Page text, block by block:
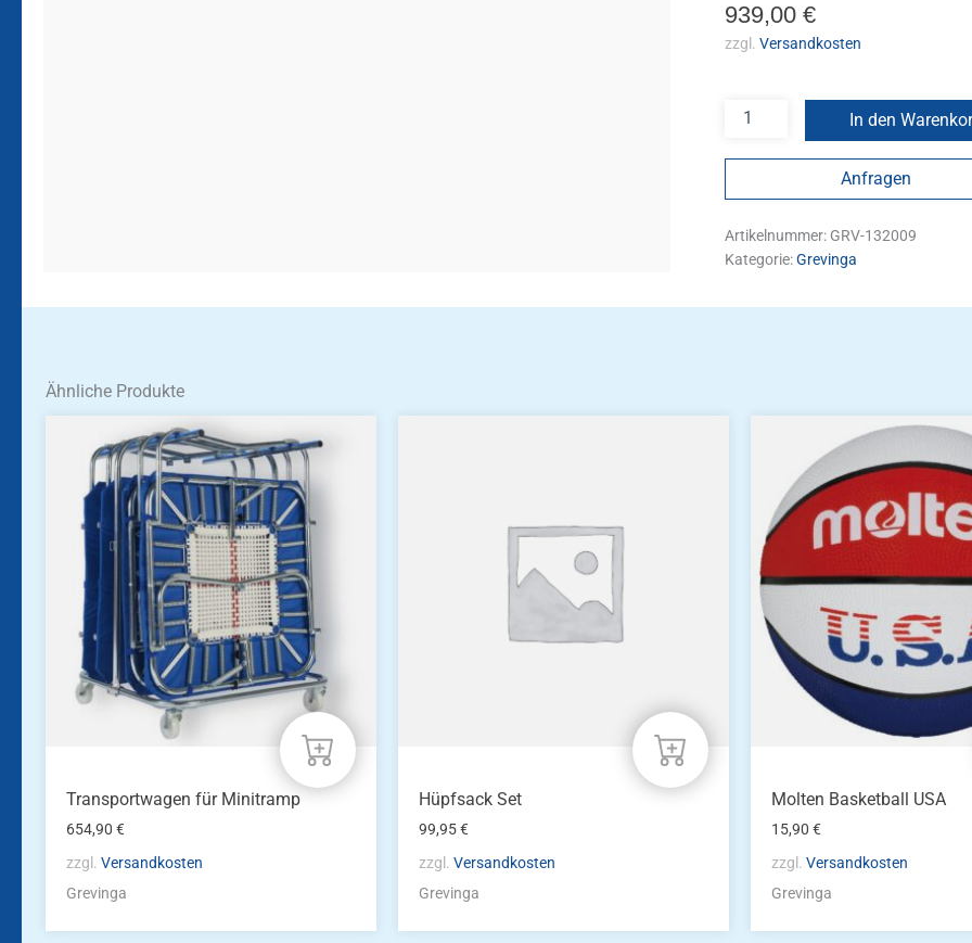
939,00 €
zzgl. Versandkosten
In den
Anfragen
Artikelnummer: GRV-132009
Kategorie:Grevinga
Ähnliche Produkte
Transportwagen für Minitramp
654,90€
zzgl.Versandkosten
Grevinga
Hüpfsack Set
99,95€
zzgl.Versandkosten
Grevinga
Molten Basketball USA
15,90€
zzgl.Versandkosten
Grevinga